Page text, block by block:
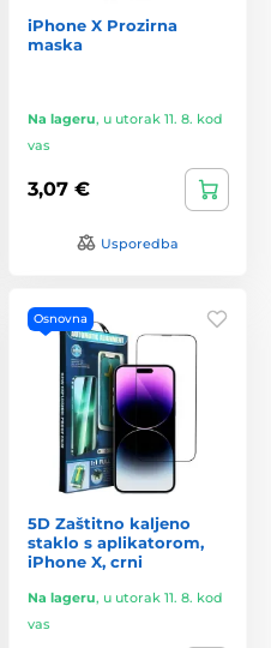
iPhone X Prozirna
maska
Na lageru, u utorak 11. 8. kod
vas
3,07 €
Usporedba
Osnovna
5D Zaštitno kaljeno
staklo s aplikatorom,
iPhone X, crni
Na lageru, u utorak 11. 8. kod
vas